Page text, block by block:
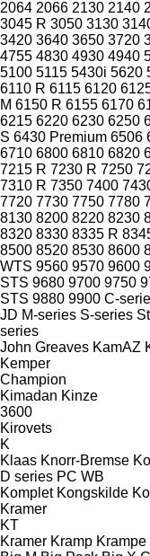
2064 2066 2130 2140
3045 R 3050 3130
3420 3640 3650 3720
4755 4830 4930 4940
5100 5115 5430i 5620
6110 R 6115 6120
M 6150 R 6155 6170
6215 6220 6230 6250
S 6430 Premium 6506
6710 6800 6810 6820
7215 R 7230 R 7250
7310 R 7350 7400
7720 7730 7750 7780
8130 8200 8220 8230
8320 8330 8335 R
8500 8520 8530 8600
WTS 9560 9570 9600
STS 9680 9700 9750
STS 9880 9900 C-
JD M-series S-series
series
John Greaves KamAZ
Kemper
Champion
Kimadan Kinze
3600
Kirovets
K
Klaas Knorr-Bremse
D series PC WB
Komplet Kongskilde
Kramer
KT
Kramer Kramp Krampe